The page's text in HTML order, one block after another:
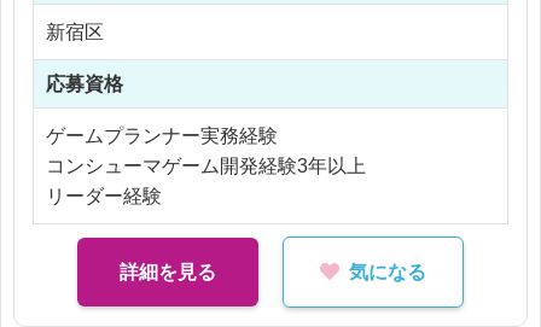
年収 400 〜 800万円
■社員紹介
年収 400 〜 800万円
※応相談
※ご経験により優遇
※交通費支給
※残業なし
新宿区
応募資格
ゲームプランナー実務経験
コンシューマゲーム開発経験3年以上
リーダー経験
詳細を見る 気になる